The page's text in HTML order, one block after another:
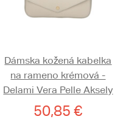
Dámska kožená kabelka
na rameno krémová -
Delami Vera Pelle Aksely
50,85 €